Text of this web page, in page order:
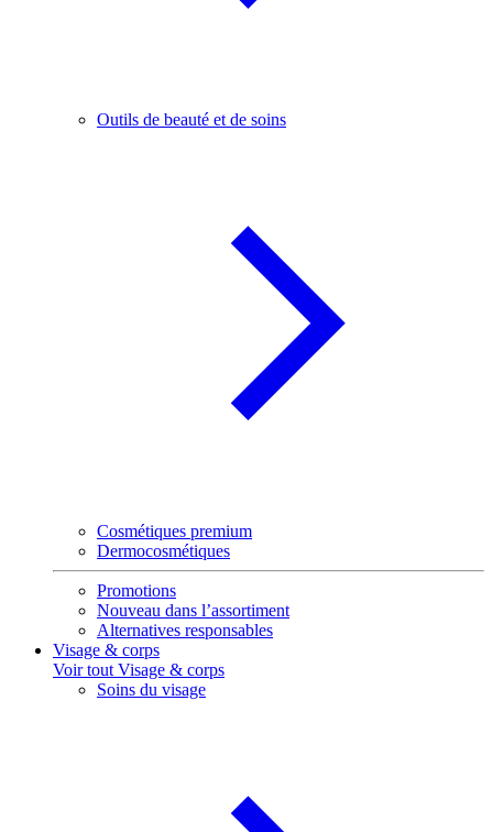
Outils de beauté et de soins
Cosmétiques premium
Dermocosmétiques
Promotions
Nouveau dans l’assortiment
Alternatives responsables
Visage & corps
Voir tout Visage & corps
Soins du visage